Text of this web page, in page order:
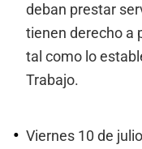
deban prestar
tienen derecho a
tal como lo
Trabajo.
Viernes 10 de